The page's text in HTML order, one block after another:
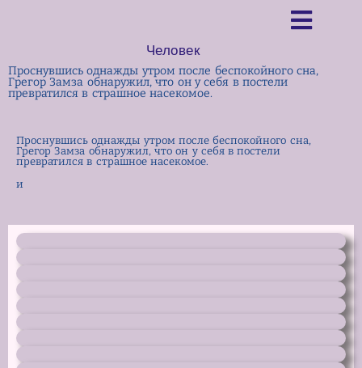
Человек
Проснувшись однажды утром после беспокойного сна,
Грегор Замза обнаружил, что он у себя в постели
превратился в страшное насекомое.
Проснувшись однажды утром после беспокойного сна,
Грегор Замза обнаружил, что он у себя в постели
превратился в страшное насекомое.
и